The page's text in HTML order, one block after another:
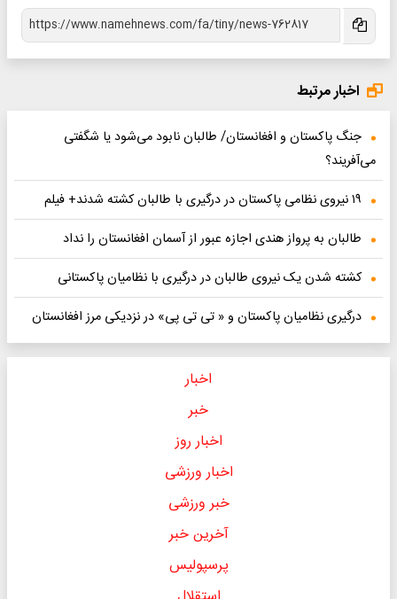
اخبار مرتبط
جنگ پاکستان و افغانستان/ طالبان نابود می‌شود یا شگفتی
می‌آفریند؟
۱۹ نیروی نظامی پاکستان در درگیری با طالبان کشته شدند+ فیلم
طالبان به پرواز هندی اجازه عبور از آسمان افغانستان را نداد
کشته شدن یک نیروی طالبان در درگیری با نظامیان پاکستانی
درگیری نظامیان پاکستان و « تی تی پی» در نزدیکی مرز افغانستان
اخبار
خبر
اخبار روز
اخبار ورزشی
خبر ورزشی
آخرین خبر
پرسپولیس